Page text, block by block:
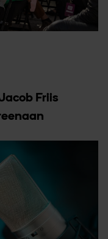
Friis